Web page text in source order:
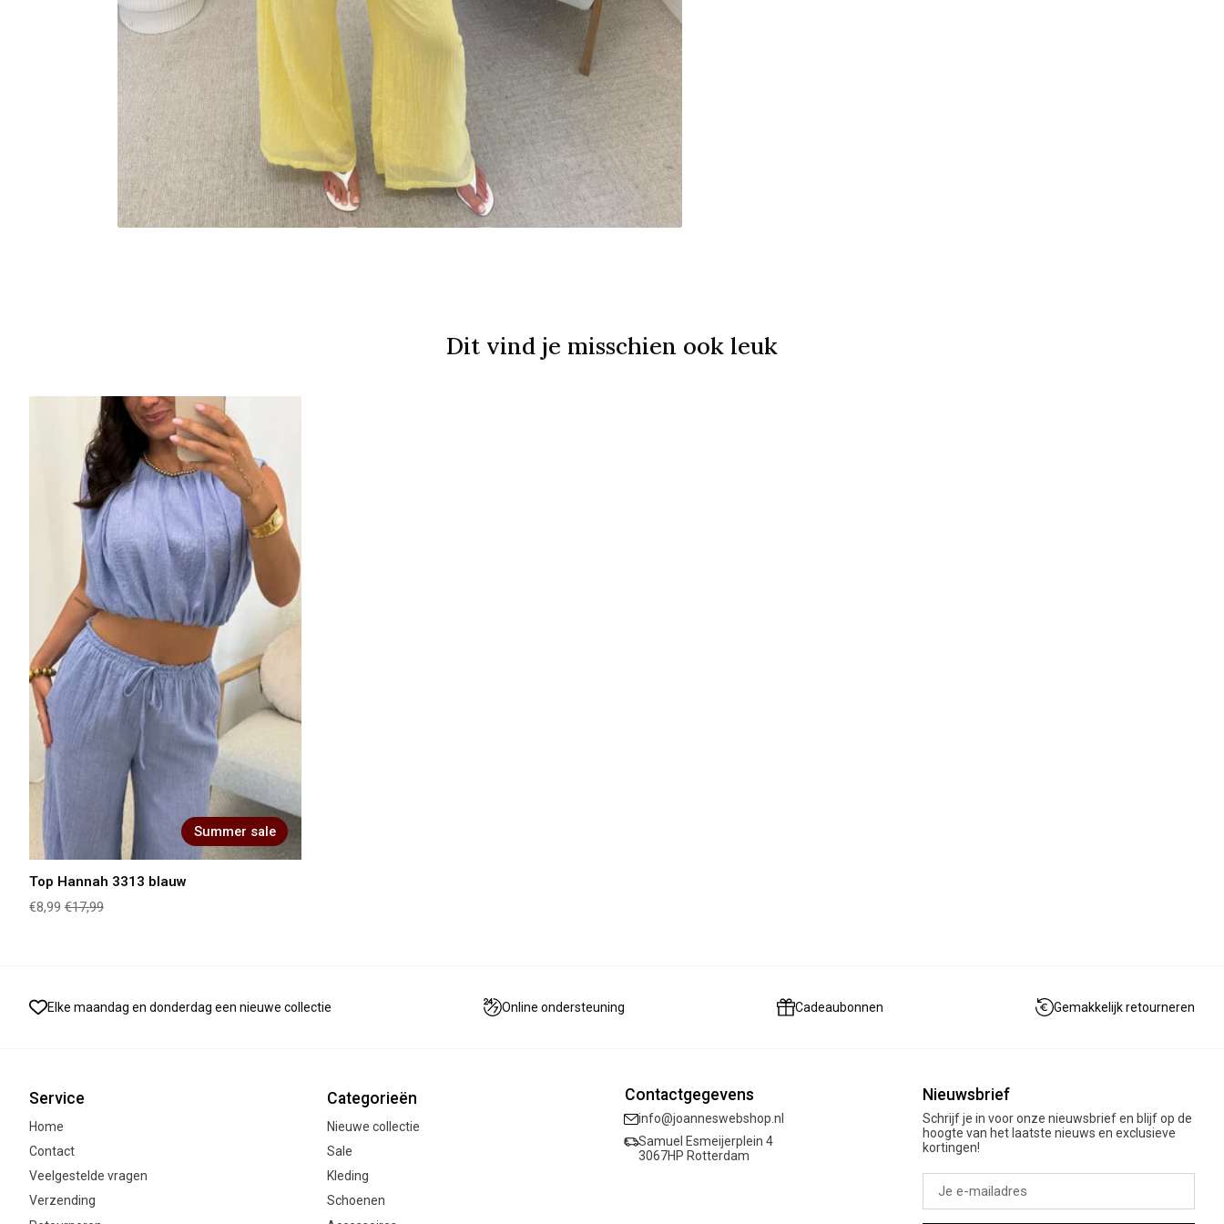
Dit vind je misschien ook leuk
Items van productcarrousel
Summer sale
Top Hannah 3313 blauw
€8,99 €17,99
Elke maandag en donderdag een nieuwe collectie Online ondersteuning Cadeaubonnen Gemakkelijk retourneren
Service
Home
Contact
Veelgestelde vragen
Verzending
Categorieën
Nieuwe collectie
Sale
Kleding
Schoenen
Contactgegevens
info@joanneswebshop.nl
Samuel Esmeijerplein 4
3067HP Rotterdam
Nieuwsbrief
Schrijf je in voor onze nieuwsbrief en blijf op de
hoogte van het laatste nieuws en exclusieve
kortingen!